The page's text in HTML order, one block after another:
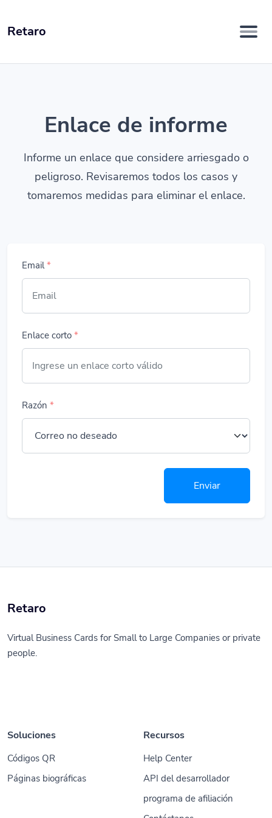
Retaro
Enlace de informe
Informe un enlace que considere arriesgado o
peligroso. Revisaremos todos los casos y
tomaremos medidas para eliminar el enlace.
Email*
Enlace corto *
Razón *
Enviar
Retaro
Virtual Business Cards for Small to Large Companies or private
people.
Soluciones
Códigos QR
Páginas biográficas
Recursos
Help Center
API del desarrollador
programa de afiliación